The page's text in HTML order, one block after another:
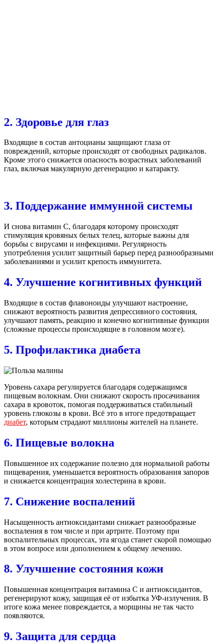
2. Здоровье для глаз
Входящие в состав антоцианы защищают глаза от
повреждений, которые происходят от свободных радикалов.
Кроме этого снижается опасность возрастных заболеваний
глаз, включая макулярную дегенерацию и катаракту.
3. Поддержание иммунной системы
И снова витамин С, благодаря которому происходят
стимуляция кровяных белых телец, которые важны для
борьбы с вирусами и инфекциями. Регулярность
употребления усилит защитный барьер перед разнообразными
заболеваниями и усилит крепость иммунитета.
4. Улучшение когнитивных функций
Входящие в состав флавоноиды улучшают настроение,
снижают вероятность развития депрессивного состояния,
улучшают память, реакцию и конечно когнитивные функции
(сложные процессы происходящие в головном мозге).
5. Профилактика диабета
Уровень сахара регулируется благодаря содержащимся
пищевым волокнам. Они снижают скорость просачивания
сахара в кровоток, помогая поддерживаться стабильный
уровень глюкозы в крови. Всё это в итоге предотвращает
диабет, которым страдают миллионы жителей на планете.
6. Пищевые волокна
Повышенное их содержание полезно для нормальной работы
пищеварения, уменьшается вероятность образования запоров
и снижается концентрация холестерина в крови.
7. Снижение воспалений
Насыщенность антиоксидантами снижает разнообразные
воспаления в том числе и при артрите. Поэтому при
воспалительных процессах, эта ягода станет скорой помощью
в этом вопросе или дополнением к общему лечению.
8. Улучшение состояния кожи
Повышенная концентрация витамина С и антиоксидантов,
регенерируют кожу, защищая её от избытка УФ-излучения. В
итоге кожа менее повреждается, а морщины не так часто
появляются.
9. Защита для сердца